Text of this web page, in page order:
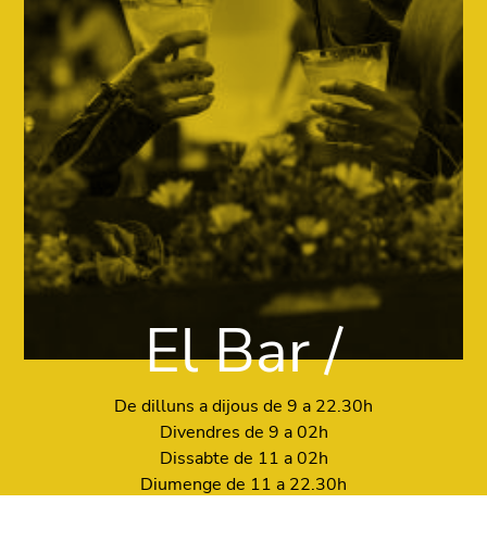
El Bar /
De dilluns a dijous de 9 a 22.30h
Divendres de 9 a 02h
Dissabte de 11 a 02h
Diumenge de 11 a 22.30h